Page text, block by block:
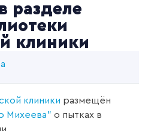
разделе
клиники
клиники размещён
Михеева" о пытках в